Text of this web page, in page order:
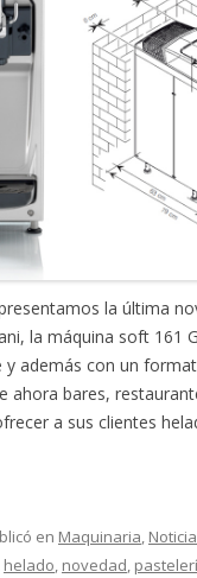
la última
la máquina soft 161
además con un
ahora bares,
a sus clientes
en Maquinaria,
helado, novedad,